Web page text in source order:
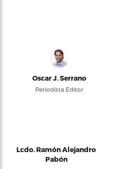
Oscar J. Serrano
Periodista Editor
Lcdo. Ramón Alejandro
Pabón